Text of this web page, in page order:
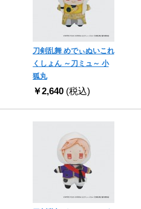
刀剣乱舞 めでぃぬいこれ
くしょん ～刀ミュ～ 小
狐丸
￥2,640 (税込)